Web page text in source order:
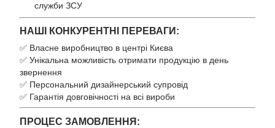
служби ЗСУ
НАШІ КОНКУРЕНТНІ ПЕРЕВАГИ:
✅ Власне виробництво в центрі Києва
✅ Унікальна можливість отримати продукцію в день
звернення
✅ Персональний дизайнерський супровід
✅ Гарантія довговічності на всі вироби
ПРОЦЕС ЗАМОВЛЕННЯ: